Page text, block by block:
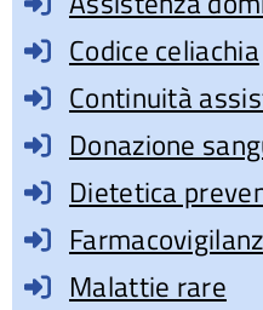
Codice celiachia
Continuità
Donazione
Dietetica
Malattie rare